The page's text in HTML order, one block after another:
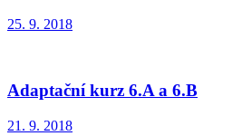
25. 9. 2018
Adaptační kurz 6.A a 6.B
21. 9. 2018